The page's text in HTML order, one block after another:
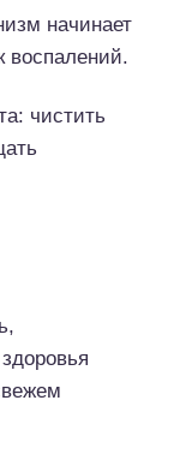
начинает
воспалений.
чистить